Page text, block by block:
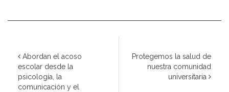
Abordan el acoso
escolar desde la
psicología, la
comunicación y el
Protegemos la salud de
nuestra comunidad
universitaria